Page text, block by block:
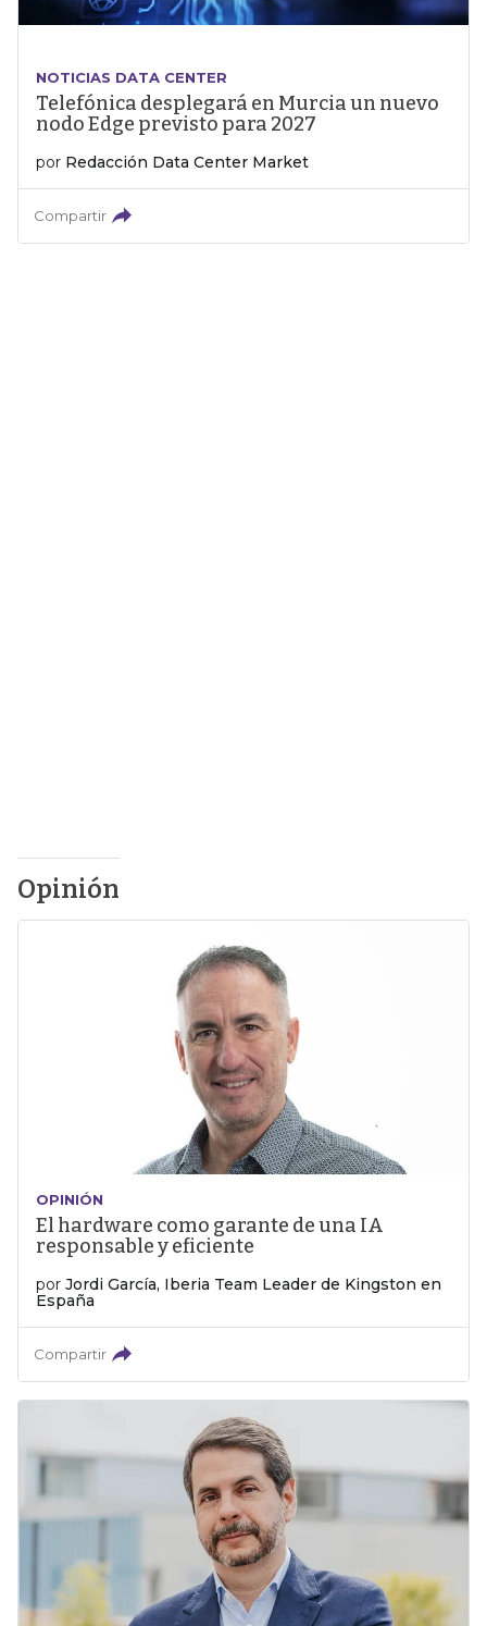
NOTICIAS DATA CENTER
Telefónica desplegará en Murcia un nuevo
nodo Edge previsto para 2027
por Redacción Data Center Market
Compartir
Opinión
OPINIÓN
El hardware como garante de una IA
responsable y eficiente
por Jordi García, Iberia Team Leader de Kingston en
España
Compartir